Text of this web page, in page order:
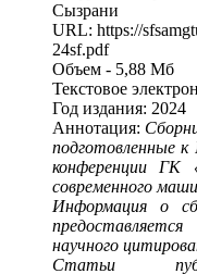
Сызрани
URL: https://
24sf.pdf
Объем - 5,88 Мб
Текстовое
Год издания: 2024
Аннотация:
подготовленные к
конференции
современного
Информация о
научного
Статьи